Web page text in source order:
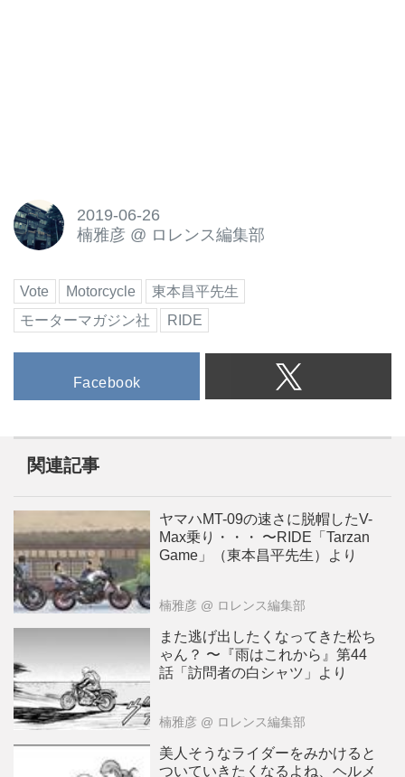
2019-06-26
楠雅彦 @ ロレンス編集部
Vote Motorcycle
東本昌平先生
モーターマガジン社
RIDE
Facebook
関連記事
ヤマハMT-09の速さに脱帽したV-
Max乗り・・・ 〜RIDE「Tarzan
Game」（東本昌平先生）より
楠雅彦 @ ロレンス編集部
また逃げ出したくなってきた松ち
ゃん？ 〜『雨はこれから』第44
話「訪問者の白シャツ」より
楠雅彦 @ ロレンス編集部
美人そうなライダーをみかけると
ついていきたくなるよね、ヘルメ